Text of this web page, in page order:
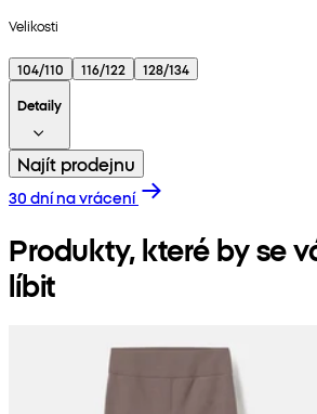
Velikosti
104/110 116/122
128/134
Detaily
Najít prodejnu
30 dní na vrácení
Produkty, které by se
líbit